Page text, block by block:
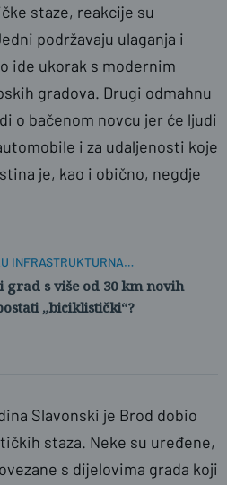
staze, reakcije su
podržavaju ulaganja i
ide ukorak s modernim
gradova. Drugi odmahnu
o bačenom novcu jer će ljudi
i za udaljenosti koje
je, kao i obično, negdje
INFRASTRUKTURNA
grad s više od 30 km novih
„biciklistički“?
Slavonski je Brod dobio
staza. Neke su uređene,
s dijelovima grada koji